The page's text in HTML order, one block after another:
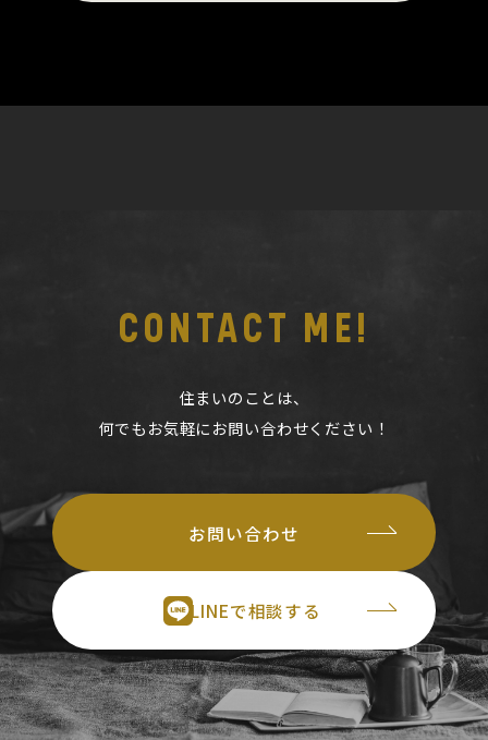
CONTACT ME!
住まいのことは、
何でもお気軽にお問い合わせください！
お問い合わせ
LINEで相談する